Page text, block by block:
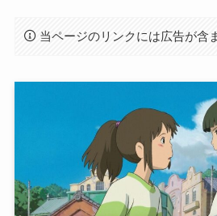
当ページのリンクには広告が含